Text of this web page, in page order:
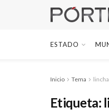
ESTADO
Inicio Tema
Etiqueta: